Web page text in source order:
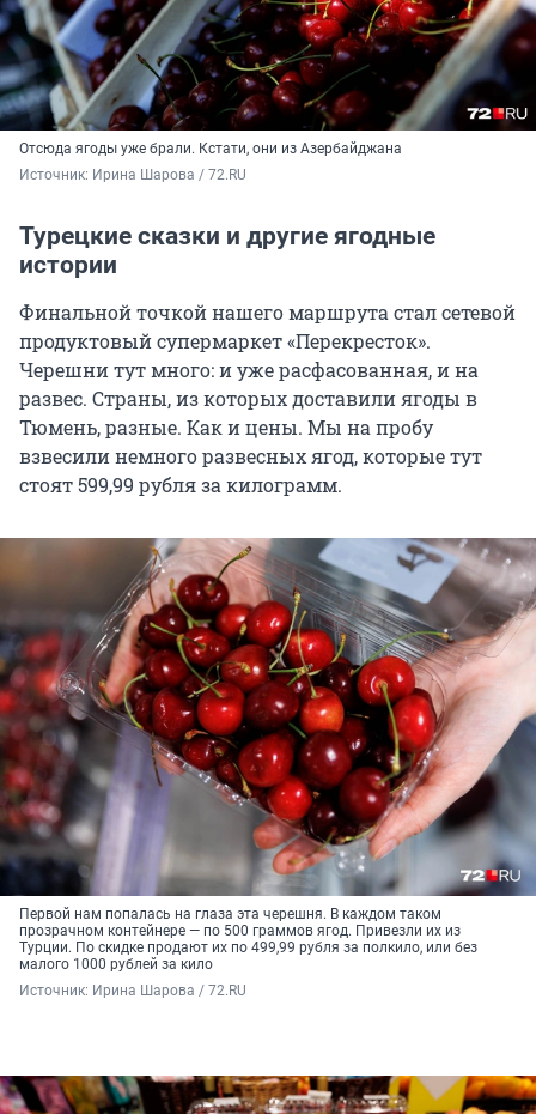
Отсюда ягоды уже брали. Кстати, они из Азербайджана
Источник: Ирина Шарова / 72.RU
Турецкие сказки и другие ягодные
истории
Финальной точкой нашего маршрута стал сетевой
продуктовый супермаркет «Перекресток».
Черешни тут много: и уже расфасованная, и на
развес. Страны, из которых доставили ягоды в
Тюмень, разные. Как и цены. Мы на пробу
взвесили немного развесных ягод, которые тут
стоят 599,99 рубля за килограмм.
Первой нам попалась на глаза эта черешня. В каждом таком
прозрачном контейнере — по 500 граммов ягод. Привезли их из
Турции. По скидке продают их по 499,99 рубля за полкило, или без
малого 1000 рублей за кило
Источник: Ирина Шарова / 72.RU